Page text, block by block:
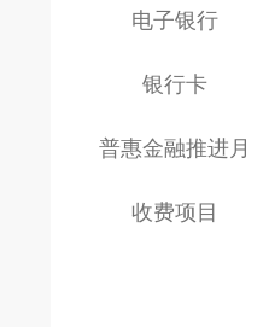
电子银行
银行卡
普惠金融推进月
收费项目